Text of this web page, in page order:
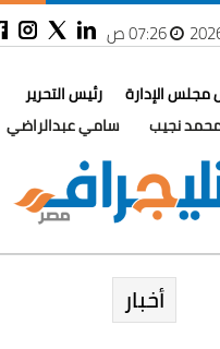
07:26 ص
مجلس الإدارة
نجيب
رئيس التحرير
سامي عبدالراضي
أخبار